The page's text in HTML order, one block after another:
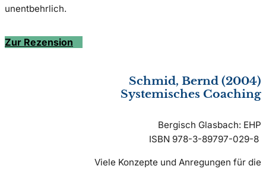
unentbehrlich.
Zur Rezension
Schmid, Bernd (2004)
Systemisches Coaching
Bergisch Glasbach: EHP
ISBN 978-3-89797-029-8
Viele Konzepte und Anregungen für die